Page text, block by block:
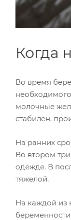
Когда
Во время
молочные
стабилен,
На ранних
Во втором
одежде. В
тяжелой.
На каждой из